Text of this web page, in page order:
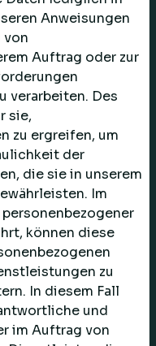
Anweisungen
von
Auftrag oder zur
verarbeiten. Des
sie,
zu ergreifen, um
der
die sie in unserem
Im
können diese
zu
In diesem Fall
und
im Auftrag von